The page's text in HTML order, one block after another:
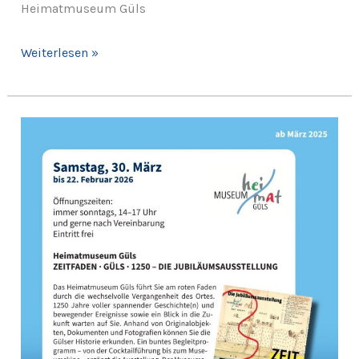
Heimatmuseum Güls
Weiterlesen »
Ausstellung
Heimatmuseum